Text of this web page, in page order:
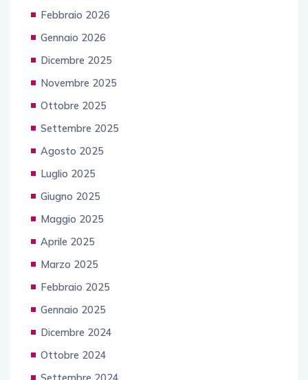
Febbraio 2026
Gennaio 2026
Dicembre 2025
Novembre 2025
Ottobre 2025
Settembre 2025
Agosto 2025
Luglio 2025
Giugno 2025
Maggio 2025
Aprile 2025
Marzo 2025
Febbraio 2025
Gennaio 2025
Dicembre 2024
Ottobre 2024